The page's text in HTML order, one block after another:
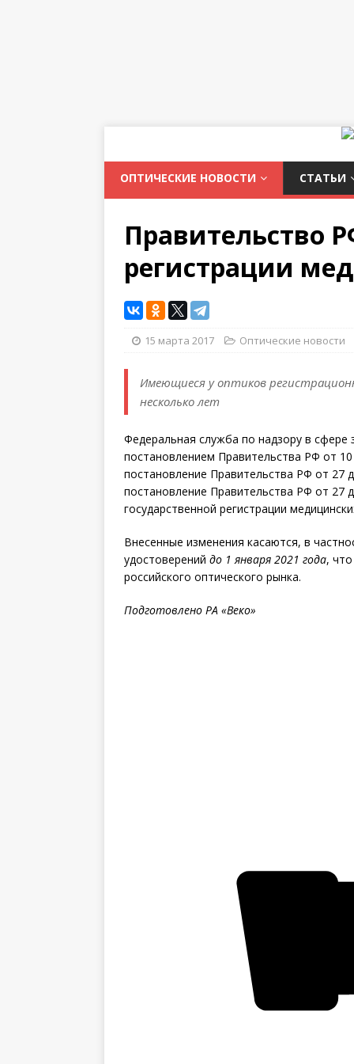
ОПТИЧЕСКИЕ НОВОСТИ СТАТЬИ
Правительство
регистрации
15 марта 2017 Оптические новости
Имеющиеся у оптиков
несколько лет
Федеральная служба по надзору в
постановлением Правительства РФ от
постановление Правительства РФ от 27
постановление Правительства РФ от 27
государственной регистрации
Внесенные изменения касаются, в
удостоверений до 1 января 2021 года,
российского оптического рынка.
Подготовлено РА «Веко»